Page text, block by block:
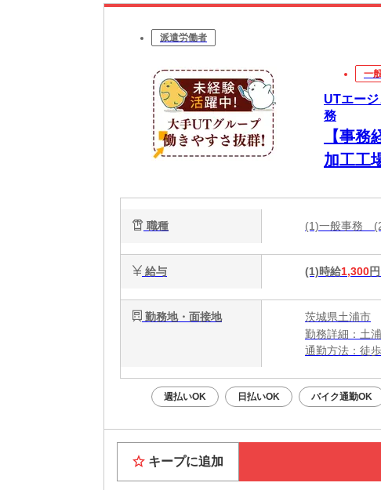
派遣労働者
一
UTエー
務
【事
加工工
職種 (1)一般事務
給与 (1)時給1,300
勤務地・面接地
茨城県土浦市
勤務詳細：土
通勤方法：徒
週払いOK 日払いOK バイク通勤OK
キープに追加